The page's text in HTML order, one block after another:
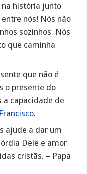
na história junto
nós! Nós não
sozinhos. Nós
que caminha
que não é
o presente do
a capacidade de
.
ajude a dar um
Dele e amor
cristãs. – Papa